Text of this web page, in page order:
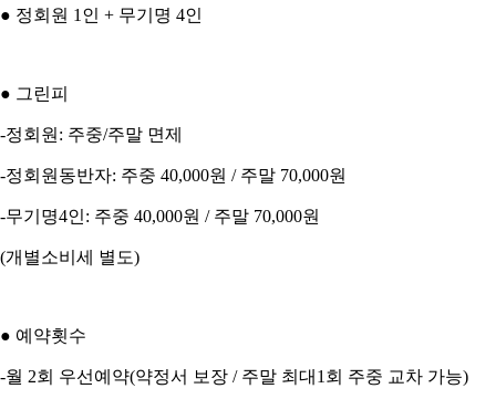
● 정회원 1인 + 무기명 4인
● 그린피
-정회원: 주중/주말 면제
-정회원동반자: 주중 40,000원 / 주말 70,000원
-무기명4인: 주중 40,000원 / 주말 70,000원
(개별소비세 별도)
● 예약횟수
-월 2회 우선예약(약정서 보장 / 주말 최대1회 주중 교차 가능)